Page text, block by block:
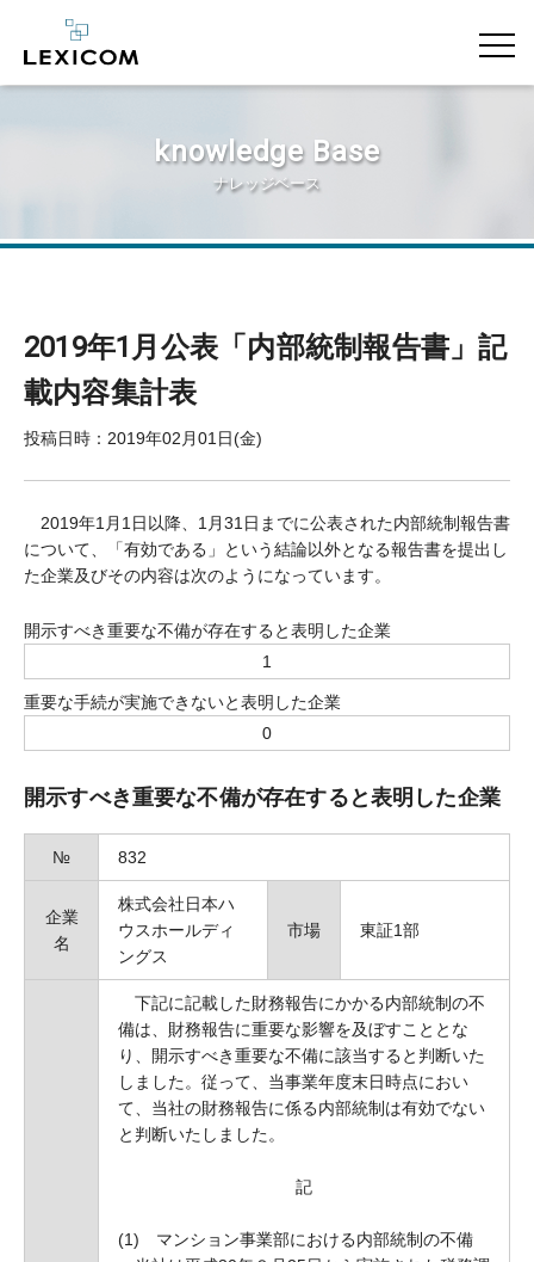
knowledge Base
ナレッジベース
2019年1月公表「内部統制報告書」記
載内容集計表
投稿日時：2019年02月01日(金)
2019年1月1日以降、1月31日までに公表された内部統制報告書
について、「有効である」という結論以外となる報告書を提出し
た企業及びその内容は次のようになっています。
開示すべき重要な不備が存在すると表明した企業
1
重要な手続が実施できないと表明した企業
0
開示すべき重要な不備が存在すると表明した企業
№ 832
企業
名
株式会社日本ハ
ウスホールディ
ングス
市場 東証1部
下記に記載した財務報告にかかる内部統制の不
備は、財務報告に重要な影響を及ぼすこととな
り、開示すべき重要な不備に該当すると判断いた
しました。従って、当事業年度末日時点におい
て、当社の財務報告に係る内部統制は有効でない
と判断いたしました。
記
(1) マンション事業部における内部統制の不備